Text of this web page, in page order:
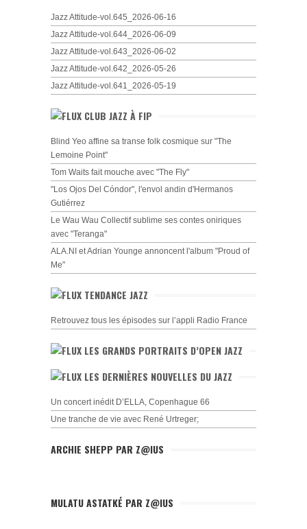
Jazz Attitude-vol.645_2026-06-16
Jazz Attitude-vol.644_2026-06-09
Jazz Attitude-vol.643_2026-06-02
Jazz Attitude-vol.642_2026-05-26
Jazz Attitude-vol.641_2026-05-19
CLUB JAZZ À FIP
Blind Yeo affine sa transe folk cosmique sur "The
Lemoine Point"
Tom Waits fait mouche avec "The Fly"
"Los Ojos Del Cóndor", l'envol andin d'Hermanos
Gutiérrez
Le Wau Wau Collectif sublime ses contes oniriques
avec "Teranga"
ALA.NI et Adrian Younge annoncent l'album "Proud of
Me"
TENDANCE JAZZ
Retrouvez tous les épisodes sur l’appli Radio France
LES GRANDS PORTRAITS D’OPEN JAZZ
LES DERNIÈRES NOUVELLES DU JAZZ
Un concert inédit D’ELLA, Copenhague 66
Une tranche de vie avec René Urtreger;
ARCHIE SHEPP PAR Z@IUS
MULATU ASTATKÉ PAR Z@IUS